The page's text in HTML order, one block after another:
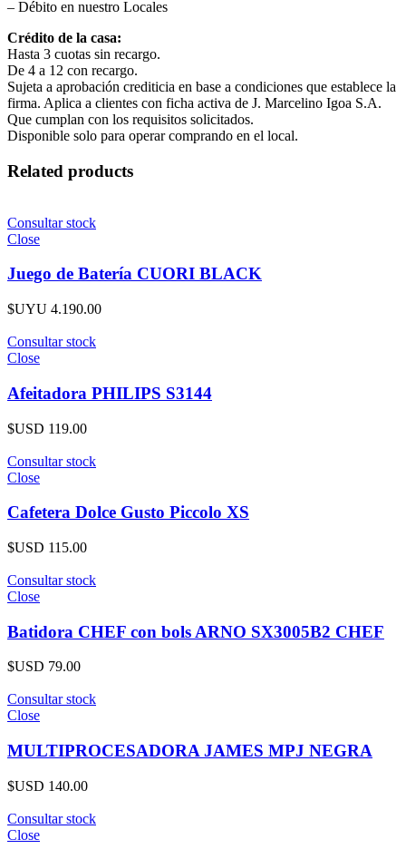
– Débito en nuestro Locales
Crédito de la casa:
Hasta 3 cuotas sin recargo.
De 4 a 12 con recargo.
Sujeta a aprobación crediticia en base a condiciones que establece la
firma. Aplica a clientes con ficha activa de J. Marcelino Igoa S.A.
Que cumplan con los requisitos solicitados.
Disponible solo para operar comprando en el local.
Related products
Consultar stock
Close
Juego de Batería CUORI BLACK
$UYU 4.190.00
Consultar stock
Close
Afeitadora PHILIPS S3144
$USD 119.00
Consultar stock
Close
Cafetera Dolce Gusto Piccolo XS
$USD 115.00
Consultar stock
Close
Batidora CHEF con bols ARNO SX3005B2 CHEF
$USD 79.00
Consultar stock
Close
MULTIPROCESADORA JAMES MPJ NEGRA
$USD 140.00
Consultar stock
Close